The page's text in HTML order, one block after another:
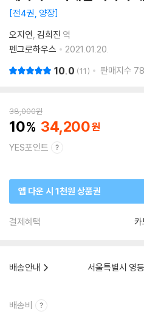
전4권, 양장
오지연 김희진 역
펜그로하우스
2021.01.20.
10.0 11 판매지수
38,000원
10 34,200
YES포인트
앱 다운 시 1천원 상품권
결제혜택
배송안내
서울특별시 영
배송비